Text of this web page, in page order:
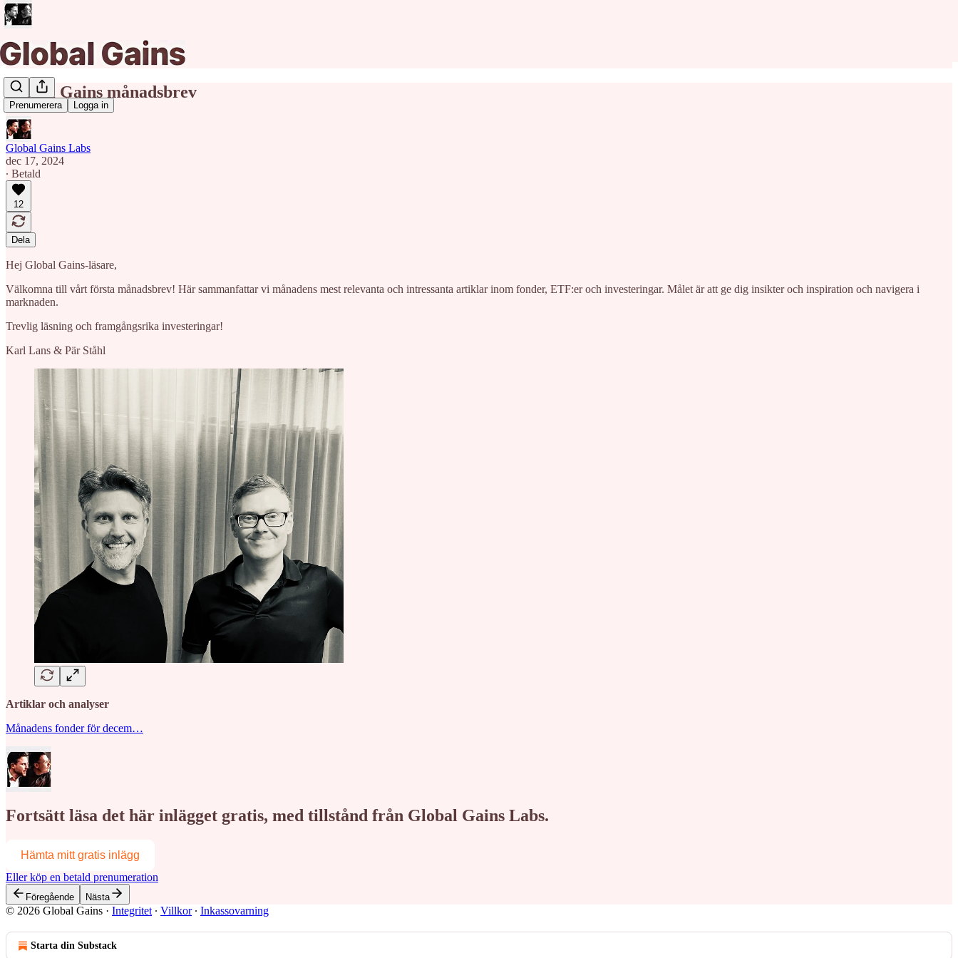
Prenumerera Logga in
Global Gains månadsbrev
Global Gains Labs
dec 17, 2024
∙ Betald
12
Dela
Hej Global Gains-läsare,
Välkomna till vårt första månadsbrev! Här sammanfattar vi månadens mest relevanta och intressanta artiklar inom fonder, ETF:er och investeringar. Målet är att ge dig insikter och inspiration och navigera i
marknaden.
Trevlig läsning och framgångsrika investeringar!
Karl Lans & Pär Ståhl
Artiklar och analyser
Månadens fonder för decem…
Fortsätt läsa det här inlägget gratis, med tillstånd från Global Gains Labs.
Hämta mitt gratis inlägg
Eller köp en betald prenumeration
Föregående Nästa
© 2026 Global Gains · Integritet ∙ Villkor∙ Inkassovarning
Starta din Substack